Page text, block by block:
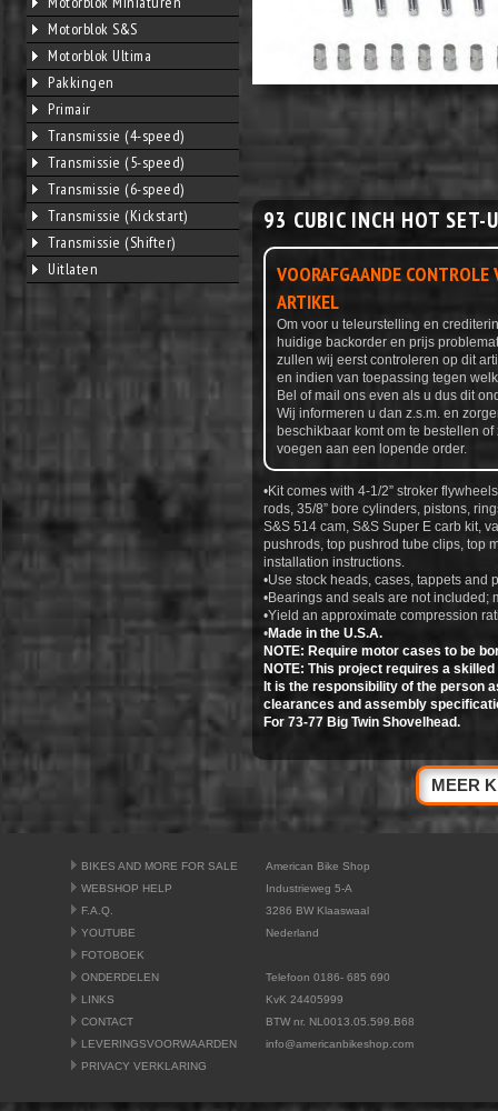
Motorblok S&S
Motorblok Ultima
Pakkingen
Primair
Transmissie (4-speed)
Transmissie (5-speed)
Transmissie (6-speed)
Transmissie (Kickstart)
Transmissie (Shifter)
Uitlaten
93 CUBIC INCH HOT SET-
VOORAFGAANDE CONTROLE
ARTIKEL
Om voor u teleurstelling en
huidige backorder en prijs
zullen wij eerst controleren op dit
en indien van toepassing tegen
Bel of mail ons even als u dus dit
Wij informeren u dan z.s.m. en
beschikbaar komt om te bestellen
voegen aan een lopende order.
•Kit comes with 4-1/2” stroker
rods, 35/8” bore cylinders, pistons,
S&S 514 cam, S&S Super E carb kit,
pushrods, top pushrod tube clips, top
installation instructions.
•Use stock heads, cases, tappets and
•Bearings and seals are not included;
•Yield an approximate compression
•Made in the U.S.A.
NOTE: Require motor cases to be
NOTE: This project requires a
It is the responsibility of the person
clearances and assembly
For 73‑77 Big Twin Shovelhead.
MEER
BIKES AND MORE FOR SALE
WEBSHOP HELP
F.A.Q.
YOUTUBE
FOTOBOEK
ONDERDELEN
LINKS
CONTACT
LEVERINGSVOORWAARDEN
PRIVACY VERKLARING
American Bike Shop
Industrieweg 5-A
3286 BW Klaaswaal
Nederland
Telefoon 0186- 685 690
KvK 24405999
BTW nr. NL0013.05.599.B68
info@americanbikeshop.com